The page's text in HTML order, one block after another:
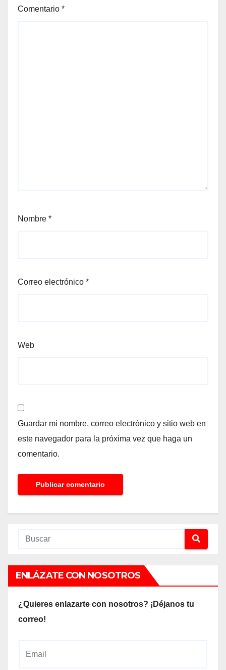
Comentario *
Nombre *
Correo electrónico *
Web
Guardar mi nombre, correo electrónico y sitio web en
este navegador para la próxima vez que haga un
comentario.
ENLÁZATE CON NOSOTROS
¿Quieres enlazarte con nosotros? ¡Déjanos tu
correo!